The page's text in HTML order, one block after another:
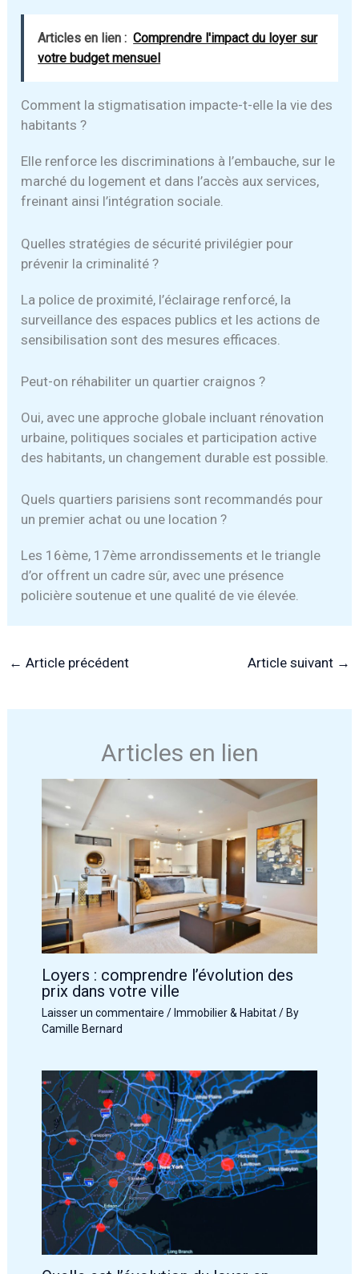
Articles en lien : Comprendre l'impact du loyer sur
votre budget mensuel
Comment la stigmatisation impacte-t-elle la vie des
habitants ?
Elle renforce les discriminations à l’embauche, sur le
marché du logement et dans l’accès aux services,
freinant ainsi l’intégration sociale.
Quelles stratégies de sécurité privilégier pour
prévenir la criminalité ?
La police de proximité, l’éclairage renforcé, la
surveillance des espaces publics et les actions de
sensibilisation sont des mesures efficaces.
Peut-on réhabiliter un quartier craignos ?
Oui, avec une approche globale incluant rénovation
urbaine, politiques sociales et participation active
des habitants, un changement durable est possible.
Quels quartiers parisiens sont recommandés pour
un premier achat ou une location ?
Les 16ème, 17ème arrondissements et le triangle
d’or offrent un cadre sûr, avec une présence
policière soutenue et une qualité de vie élevée.
← Article précédent Article suivant →
Articles en lien
Loyers : comprendre l’évolution des
prix dans votre ville
Laisser un commentaire / Immobilier & Habitat/ By
Camille Bernard